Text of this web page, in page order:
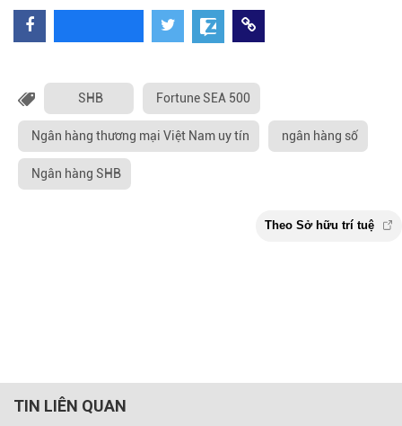
SHB Fortune SEA 500
Ngân hàng thương mại Việt Nam uy tín ngân hàng số
Ngân hàng SHB
TIN LIÊN QUAN